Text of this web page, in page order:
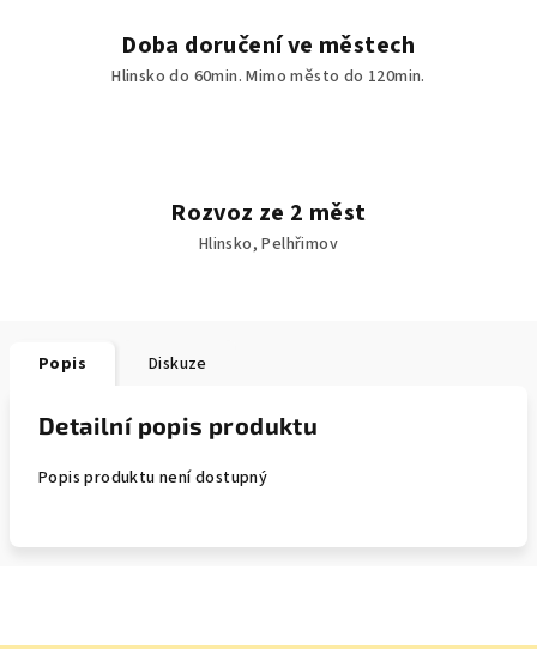
Doba doručení ve městech
Hlinsko do 60min. Mimo město do 120min.
Rozvoz ze 2 měst
Hlinsko, Pelhřimov
Popis Diskuze
Detailní popis produktu
Popis produktu není dostupný